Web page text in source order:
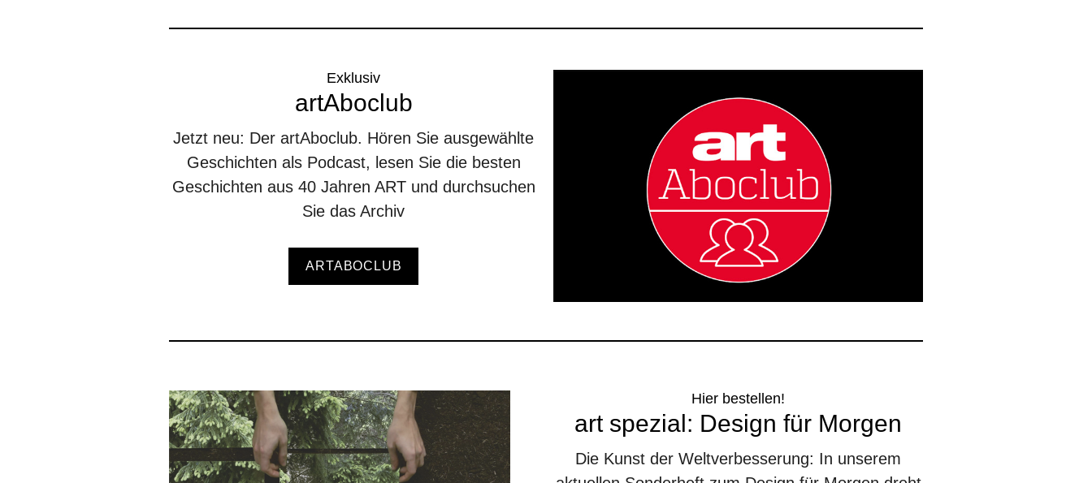
Exklusiv
artAboclub
Jetzt neu: Der artAboclub. Hören Sie ausgewählte
Geschichten als Podcast, lesen Sie die besten
Geschichten aus 40 Jahren ART und durchsuchen
Sie das Archiv
ARTABOCLUB
Hier bestellen!
art spezial: Design für Morgen
Die Kunst der Weltverbesserung: In unserem